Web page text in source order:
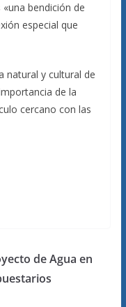
bendición de
especial que
natural y cultural de
de la
cercano con las
de Agua en